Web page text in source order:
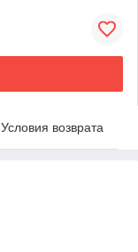
Условия возврата